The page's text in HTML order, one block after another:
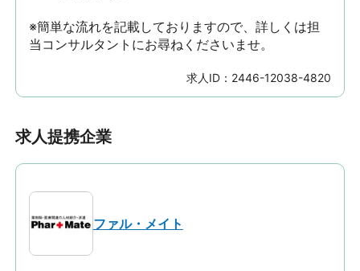
※簡単な流れを記載しておりますので、詳しくは担
当コンサルタントにお尋ねくださいませ。
求人ID： 2446-12038-4820
求人提携企業
ファル・メイト